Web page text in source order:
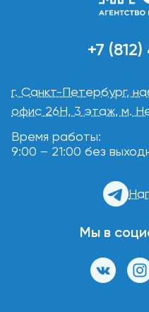
+7
г. Санкт-Петербург,
офис 26Н, 3 этаж, м.
Время работы:
9:00 – 21:00 без
Мы в